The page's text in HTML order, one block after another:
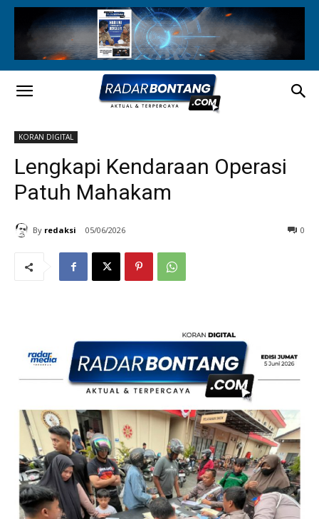
KORAN DIGITAL
Lengkapi Kendaraan Operasi
Patuh Mahakam
By redaksi 05/06/2026 0